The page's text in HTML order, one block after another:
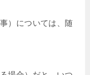
）については、随